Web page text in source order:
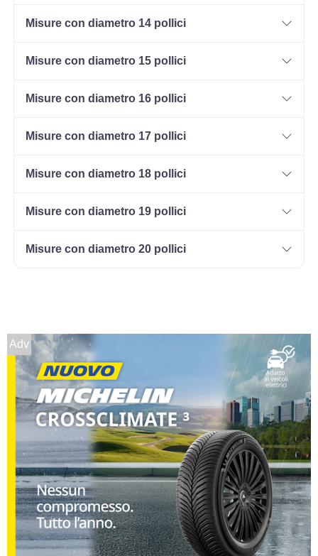
Misure con diametro 14 pollici
Misure con diametro 15 pollici
Misure con diametro 16 pollici
Misure con diametro 17 pollici
Misure con diametro 18 pollici
Misure con diametro 19 pollici
Misure con diametro 20 pollici
Adv